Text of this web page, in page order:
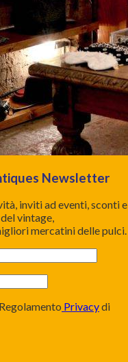
Newsletter
inviti ad eventi, sconti e
vintage,
mercatini delle pulci.
Privacydi